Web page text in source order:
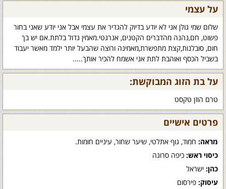
על עצמי
שלום שמי גולן אני לא יודע בדיוק להגדיר את עצמי אבל אני יודע שאני בחור
פשוט, חם,נהנה מהדברים הקטנים, אנרגטי.מאמין גדול בלתת.אם יש בך
חום, סובלנות,קצת מתפשרת,מאמינה ורוצה שהבעל יותר ילמד מאשר יעבוד
בשביל הכסף ואוהבת לתת אני אשמח להכיר אותך.....
על בת הזוג המבוקשת:
טרם הוזן טקסט
פרטים אישיים
מראה: חמוד, גוף אתלטי, שיער שחור, עיניים חומות.
כיסוי ראש: כיפה סרוגה
כהן: ישראל
עיסוק: פירסום